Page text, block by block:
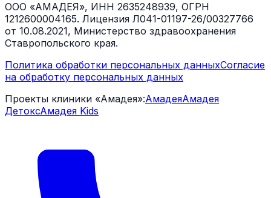
ООО «АМАДЕЯ», ИНН 2635248939, ОГРН
1212600004165. Лицензия Л041-01197-26/00327766
от 10.08.2021, Министерство здравоохранения
Ставропольского края.
Политика обработки персональных данныхСогласие
на обработку персональных данных
Проекты клиники «Амадея»:АмадеяАмадея
ДетоксАмадея Kids